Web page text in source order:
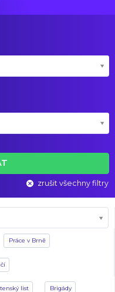
zrušit všechny filtry
Práce v Brně
list Brigády